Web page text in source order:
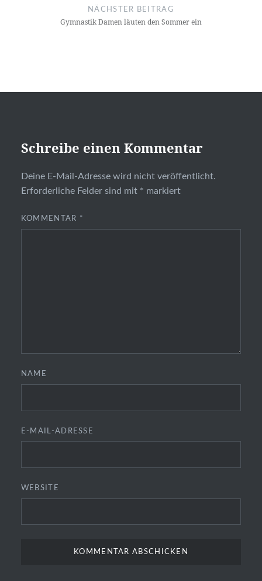
NÄCHSTER BEITRAG
Gymnastik Damen läuten den Sommer ein
Schreibe einen Kommentar
Deine E-Mail-Adresse wird nicht veröffentlicht.
Erforderliche Felder sind mit * markiert
KOMMENTAR *
NAME
E-MAIL-ADRESSE
WEBSITE